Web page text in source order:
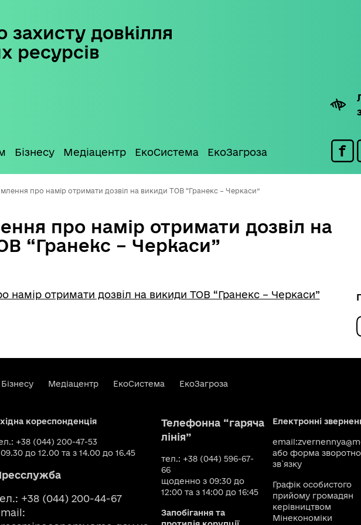
захисту довкілля
ресурсів
Бізнесу Медіацентр ЕкоСистема ЕкоЗагроза
про намір отримати дозвіл на викиди ТОВ “Гранекс – Черкаси”
про намір отримати дозвіл на
“Гранекс – Черкаси”
намір отримати дозвіл на викиди ТОВ “Гранекс – Черкаси”
Бізнесу Медіацентр ЕкоСистема ЕкоЗагроза
кореспонденція
+38 (044) 200-47-53
до 12.00 та з 14.00 до 16.45
+38 (044) 200-44-67
Телефонна “гаряча
лінія”
тел.: +38 (044) 596-67-
66
щоденно з 09:30 до
12:00 та з 14:00 до 16:45
Запобігання та
Електронні
email:
або форма
зв`язку
Графік особистого
прийому громадян
керівництвом
Мінекономіки